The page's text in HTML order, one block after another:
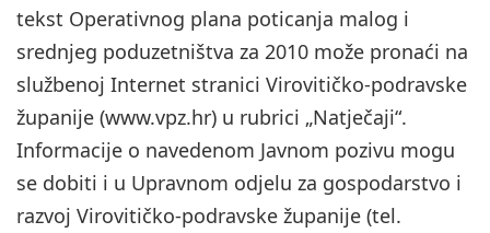
tekst Operativnog plana poticanja malog i
srednjeg poduzetništva za 2010 može pronaći na
službenoj Internet stranici Virovitičko-podravske
županije (www.vpz.hr) u rubrici „Natječaji“.
Informacije o navedenom Javnom pozivu mogu
se dobiti i u Upravnom odjelu za gospodarstvo i
razvoj Virovitičko-podravske županije (tel.